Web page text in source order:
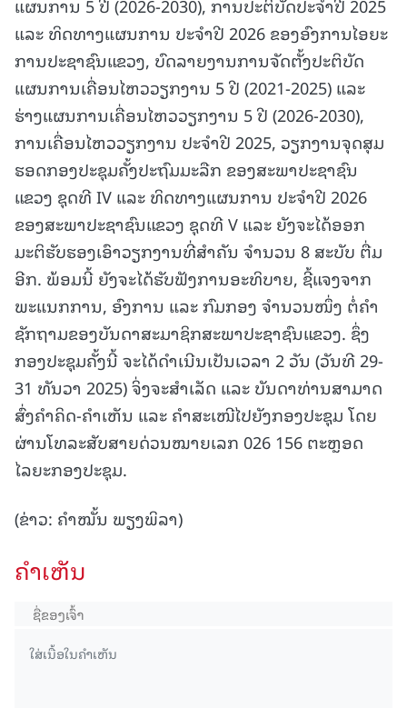
ແຜນການ 5 ປີ (2026-2030), ການປະຕິບັດປະຈຳປີ 2025
ແລະ ທິດທາງແຜນການ ປະຈຳປີ 2026 ຂອງອົງການໄອຍະ
ການປະຊາຊົນແຂວງ, ບົດລາຍງານການຈັດຕັ້ງປະຕິບັດ
ແຜນການເຄື່ອນໄຫວວຽກງານ 5 ປີ (2021-2025) ແລະ
ຮ່າງແຜນການເຄື່ອນໄຫວວຽກງານ 5 ປີ (2026-2030),
ການເຄື່ອນໄຫວວຽກງານ ປະຈຳປີ 2025, ວຽກງານຈຸດສຸມ
ຮອດກອງປະຊຸມຄັ້ງປະຖົມມະລືກ ຂອງສະພາປະຊາຊົນ
ແຂວງ ຊຸດທີ IV ແລະ ທິດທາງແຜນການ ປະຈໍາປີ 2026
ຂອງສະພາປະຊາຊົນແຂວງ ຊຸດທີ V ແລະ ຍັງຈະໄດ້ອອກ
ມະຕິຮັບຮອງເອົາວຽກງານທີ່ສຳຄັນ ຈຳນວນ 8 ສະບັບ ຕື່ມ
ອີກ. ພ້ອມນີ້ ຍັງຈະໄດ້ຮັບຟັງການອະທິບາຍ, ຊີ້ແຈງຈາກ
ພະແນກການ, ອົງການ ແລະ ກົມກອງ ຈໍານວນໜຶ່ງ ຕໍ່ຄໍາ
ຊັກຖາມຂອງບັນດາສະມາຊິກສະພາປະຊາຊົນແຂວງ. ຊຶ່ງ
ກອງປະຊຸມຄັ້ງນີ້ ຈະໄດ້ດໍາເນີນເປັນເວລາ 2 ວັນ (ວັນທີ 29-
31 ທັນວາ 2025) ຈິ່ງຈະສຳເລັດ ແລະ ບັນດາທ່ານສາມາດ
ສົ່ງຄໍາຄິດ-ຄໍາເຫັນ ແລະ ຄໍາສະເໜີໄປຍັງກອງປະຊຸມ ໂດຍ
ຜ່ານໂທລະສັບສາຍດ່ວນໝາຍເລກ 026 156 ຕະຫຼອດ
ໄລຍະກອງປະຊຸມ.
(ຂ່າວ: ຄຳໝັ້ນ ພຽງພິລາ)
ຄໍາເຫັນ